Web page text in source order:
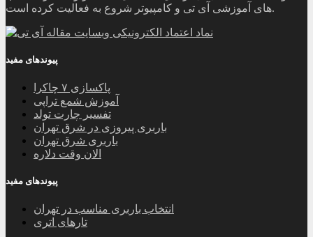
های آموزشی آی تی و کامپیوتر شروع به فعالیت کرده است.
پیوندهای مفید
پاکسازی ۷ چاکرا
آموزش شمع تراپی
تفسیر چارت تولد
باربری پیروزی در شرق تهران
باربری شرق تهران
الان وقت دلاره
پیوندهای مفید
انتخاب باربری مناسب در تهران
تارهای اتری